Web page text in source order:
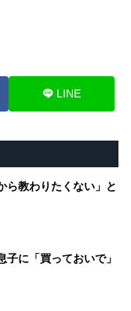
LINE
ら教わりたくない」と
に「買っておいで」